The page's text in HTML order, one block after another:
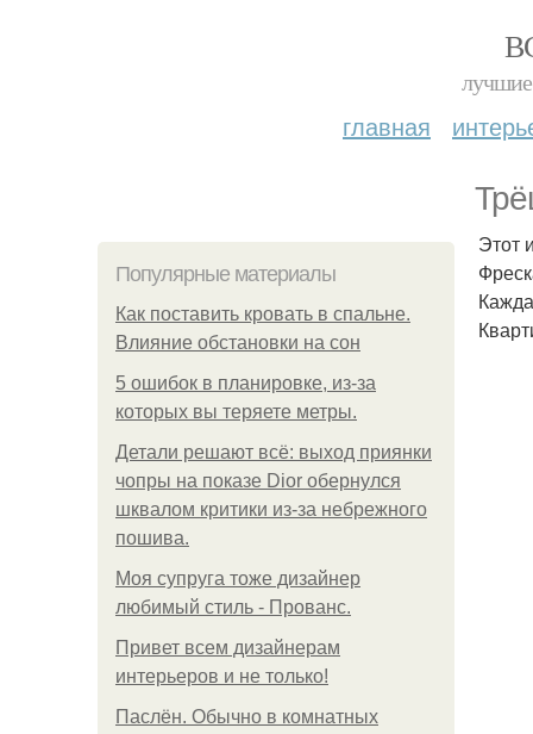
лучшие
главная
Популярные материалы
Как поставить кровать в спальне.
Влияние обстановки на сон
5 ошибок в планировке, из-за
которых вы теряете метры.
Детали решают всё: выход приянки
чопры на показе Dior обернулся
шквалом критики из-за небрежного
пошива.
Моя супруга тоже дизайнер
любимый стиль - Прованс.
Привет всем дизайнерам
интерьеров и не только!
Паслён. Обычно в комнатных
Этот